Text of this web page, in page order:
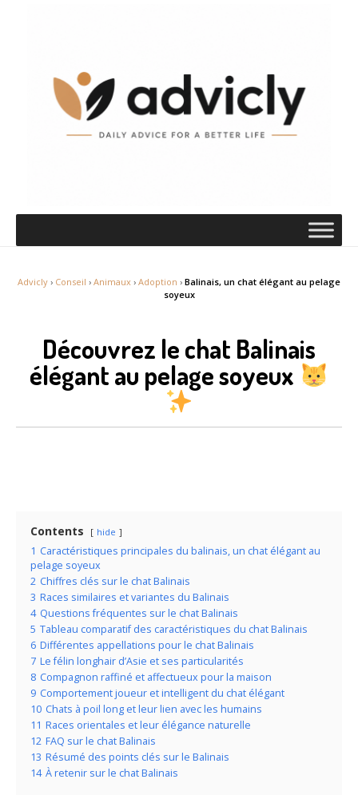
Advicly › Conseil › Animaux › Adoption › Balinais, un chat élégant au pelage
soyeux
Découvrez le chat Balinais
élégant au pelage soyeux
Contents hide
1 Caractéristiques principales du balinais, un chat élégant au
pelage soyeux
2 Chiffres clés sur le chat Balinais
3 Races similaires et variantes du Balinais
4 Questions fréquentes sur le chat Balinais
5 Tableau comparatif des caractéristiques du chat Balinais
6 Différentes appellations pour le chat Balinais
7 Le félin longhair d’Asie et ses particularités
8 Compagnon raffiné et affectueux pour la maison
9 Comportement joueur et intelligent du chat élégant
10 Chats à poil long et leur lien avec les humains
11 Races orientales et leur élégance naturelle
12 FAQ sur le chat Balinais
13 Résumé des points clés sur le Balinais
14 À retenir sur le chat Balinais